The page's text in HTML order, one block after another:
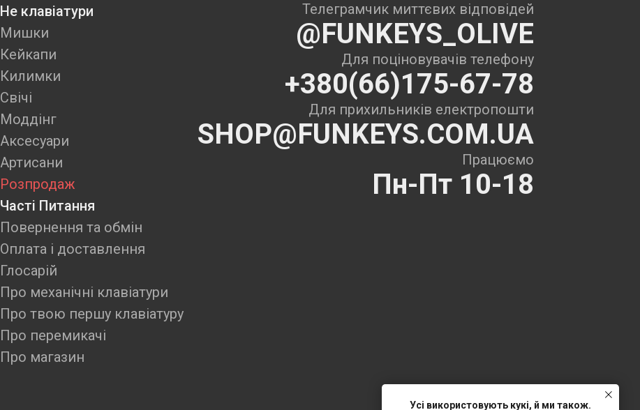
Усі використовують кукі, й ми також.
Не клавіатури
Мишки
Кейкапи
Килимки
Свічі
Моддінг
Аксесуари
Артисани
Розпродаж
Часті Питання
Повернення та обмін
Оплата і доставлення
Глосарій
Про механічні клавіатури
Про твою першу клавіатуру
Про перемикачі
Про магазин
Телеграмчик миттєвих відповідей
@FUNKEYS_OLIVE
Для поціновувачів телефону
+380(66)175-67-78
Для прихильників електропошти
SHOP@FUNKEYS.COM.UA
Працюємо
Пн-Пт 10-18